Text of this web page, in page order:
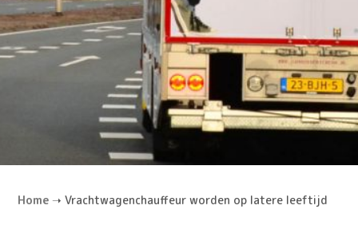
Home ➝Vrachtwagenchauffeur worden op latere leeftijd